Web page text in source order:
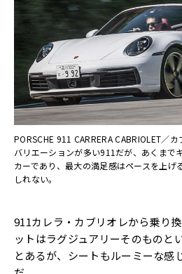
PORSCHE 911 CARRERA CABRIOLET／
バリエーションが多い911だが、あくまで
カーであり、最大の満足感はペースを上げ
しれない。
911カレラ・カブリオレから乗り
ットはラグジュアリーそのものと
とあるが、シートもルーミーな感